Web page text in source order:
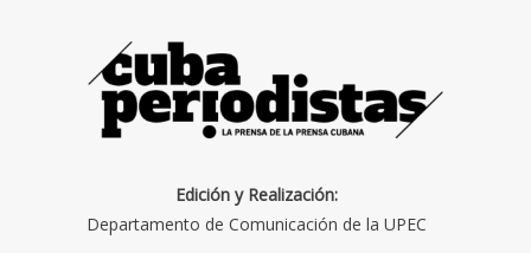
Edición y Realización:
Departamento de Comunicación de la UPEC